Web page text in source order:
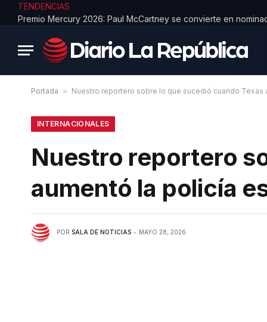
TENDENCIAS
Portada » Nuestro reportero sobre lo que sucedió cuando Texas
INTERNACIONALES
Nuestro reportero
aumentó la policía
POR SALA DE NOTICIAS MAYO 28, 2026